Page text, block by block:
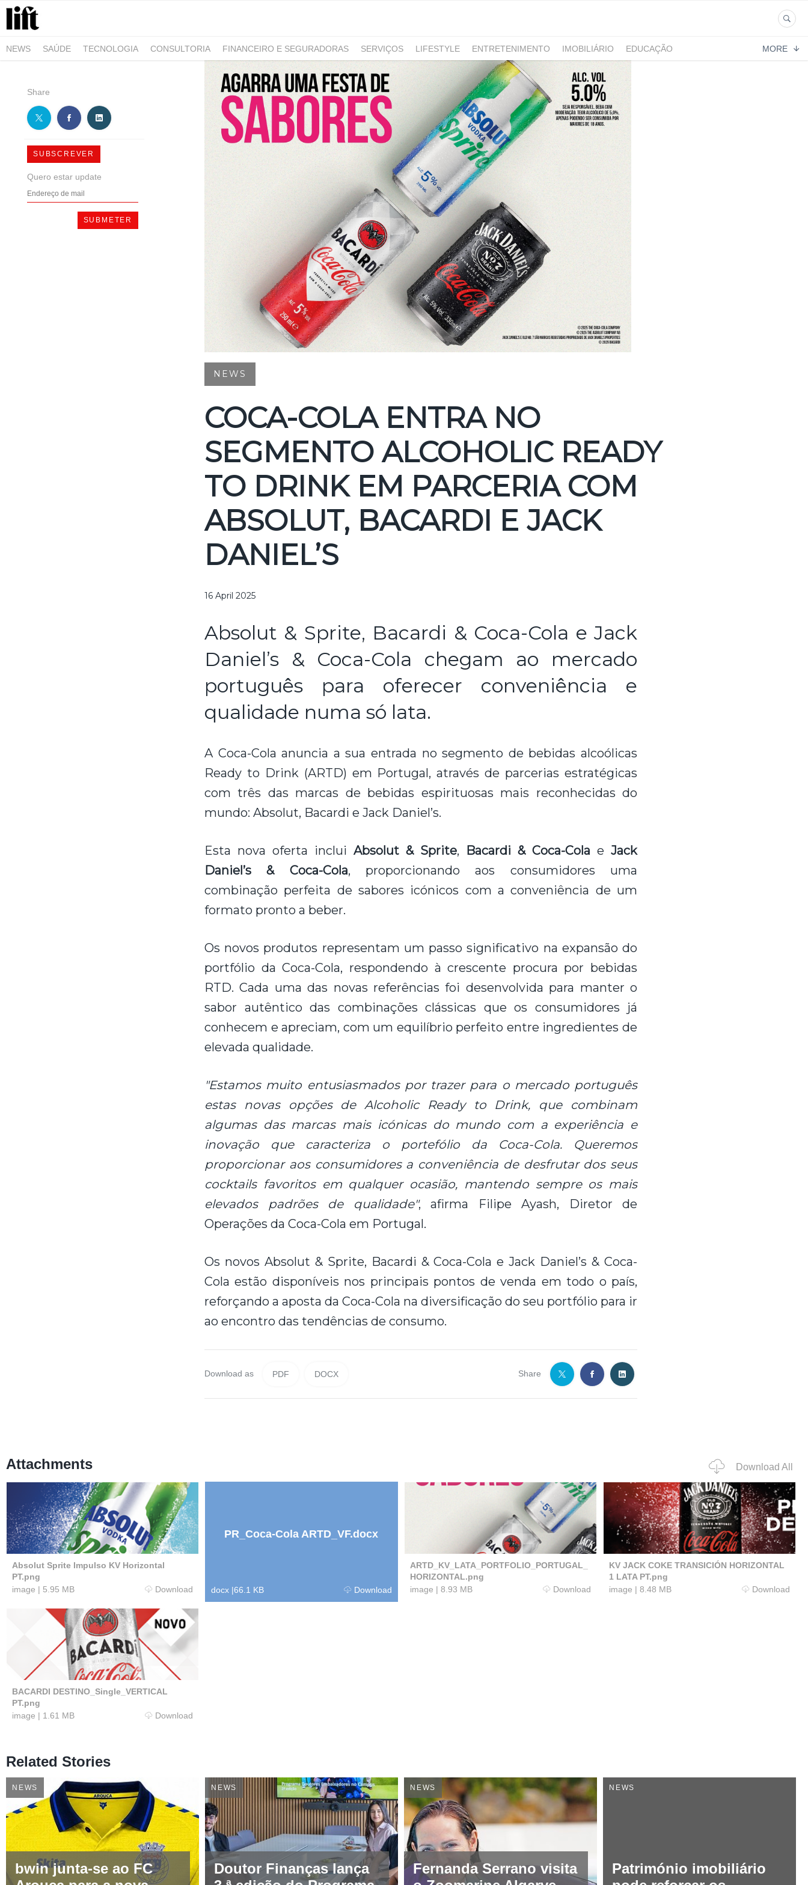
NEWS SAÚDE TECNOLOGIA CONSULTORIA FINANCEIRO E SEGURADORAS SERVIÇOS LIFESTYLE ENTRETENIMENTO IMOBILIÁRIO
EDUCAÇÃO
ARQUITETURA GAMING NOTÍCIAS
MORE
Share
SUBSCREVER
Quero estar update
NEWS
COCA-COLA ENTRA NO
SEGMENTO ALCOHOLIC READY
TO DRINK EM PARCERIA COM
ABSOLUT, BACARDI E JACK
DANIEL’S
16 April 2025
Absolut & Sprite, Bacardi & Coca-Cola e Jack
Daniel’s & Coca-Cola chegam ao mercado
português para oferecer conveniência e
qualidade numa só lata.
A Coca-Cola anuncia a sua entrada no segmento de bebidas alcoólicas
Ready to Drink (ARTD) em Portugal, através de parcerias estratégicas
com três das marcas de bebidas espirituosas mais reconhecidas do
mundo: Absolut, Bacardi e Jack Daniel’s.
Esta nova oferta inclui Absolut & Sprite, Bacardi & Coca-Cola e Jack
Daniel’s & Coca-Cola, proporcionando aos consumidores uma
combinação perfeita de sabores icónicos com a conveniência de um
formato pronto a beber.
Os novos produtos representam um passo significativo na expansão do
portfólio da Coca-Cola, respondendo à crescente procura por bebidas
RTD. Cada uma das novas referências foi desenvolvida para manter o
sabor autêntico das combinações clássicas que os consumidores já
conhecem e apreciam, com um equilíbrio perfeito entre ingredientes de
elevada qualidade.
"Estamos muito entusiasmados por trazer para o mercado português
estas novas opções de Alcoholic Ready to Drink, que combinam
algumas das marcas mais icónicas do mundo com a experiência e
inovação que caracteriza o portefólio da Coca-Cola. Queremos
proporcionar aos consumidores a conveniência de desfrutar dos seus
cocktails favoritos em qualquer ocasião, mantendo sempre os mais
elevados padrões de qualidade", afirma Filipe Ayash, Diretor de
Operações da Coca-Cola em Portugal.
Os novos Absolut & Sprite, Bacardi & Coca-Cola e Jack Daniel’s & Coca-
Cola estão disponíveis nos principais pontos de venda em todo o país,
reforçando a aposta da Coca-Cola na diversificação do seu portfólio para ir
ao encontro das tendências de consumo.
Download as PDF DOCX Share
Attachments Download All
Absolut Sprite Impulso KV Horizontal
PT.png
image | 5.95 MB Download
PR_Coca-Cola ARTD_VF.docx
docx |66.1 KB Download
ARTD_KV_LATA_PORTFOLIO_PORTUGAL_
HORIZONTAL.png
image | 8.93 MB Download
KV JACK COKE TRANSICIÓN HORIZONTAL
1 LATA PT.png
image | 8.48 MB Download
BACARDI DESTINO_Single_VERTICAL
PT.png
image | 1.61 MB Download
Related Stories
NEWS
bwin junta-se ao FC
NEWS
Doutor Finanças lança
NEWS
Fernanda Serrano visita
NEWS
Património imobiliário